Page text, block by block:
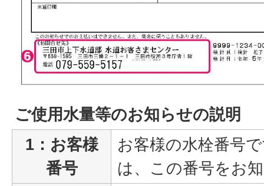
ご使用水量等のお知らせの説明
1：お客様
番号
お客様の水栓番号
は、この番号をお